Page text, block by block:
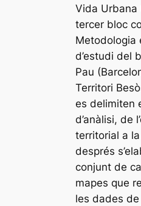
Vida Urbana
tercer bloc
Metodologia
d’estudi del
Pau
Territori
es delimiten
d’anàlisi, de
territorial a
després
conjunt de
mapes que
les dades